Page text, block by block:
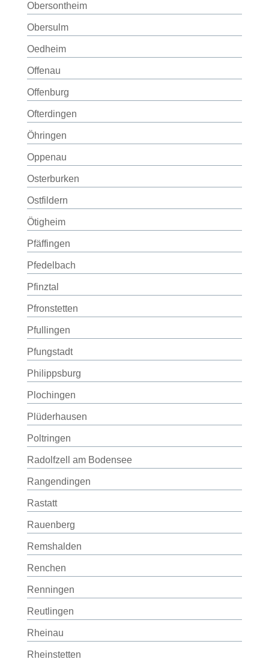
Obersontheim
Obersulm
Oedheim
Offenau
Offenburg
Ofterdingen
Öhringen
Oppenau
Osterburken
Ostfildern
Ötigheim
Pfäffingen
Pfedelbach
Pfinztal
Pfronstetten
Pfullingen
Pfungstadt
Philippsburg
Plochingen
Plüderhausen
Poltringen
Radolfzell am Bodensee
Rangendingen
Rastatt
Rauenberg
Remshalden
Renchen
Renningen
Reutlingen
Rheinau
Rheinstetten